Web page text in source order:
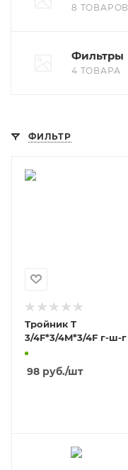
8 ТОВАРОВ
Фильтры
4 ТОВАРА
ФИЛЬТР
Тройник T
3/4F*3/4M*3/4F г-ш-г
98 руб./шт